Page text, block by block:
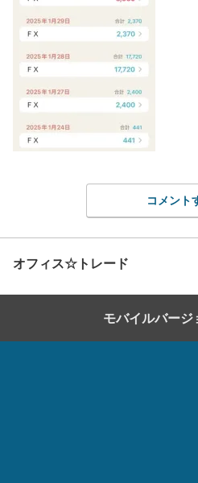
コメント
オフィス☆トレード
モバイルバージ